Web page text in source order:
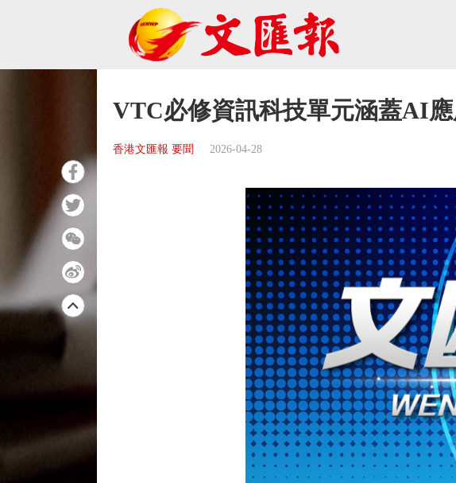
VTC必修資訊科技單元涵蓋AI應
香港文匯報 要聞 2026-04-28